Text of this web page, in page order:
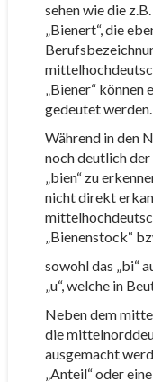
sehen wie die
„Bienert“, die
„Biener“ können
gedeutet werden.
Während in den
noch deutlich
„bien“ zu
nicht direkt
„Bienenstock“
sowohl das „bi“
„u“, welche in
Neben dem
die
ausgemacht
„Anteil“ oder